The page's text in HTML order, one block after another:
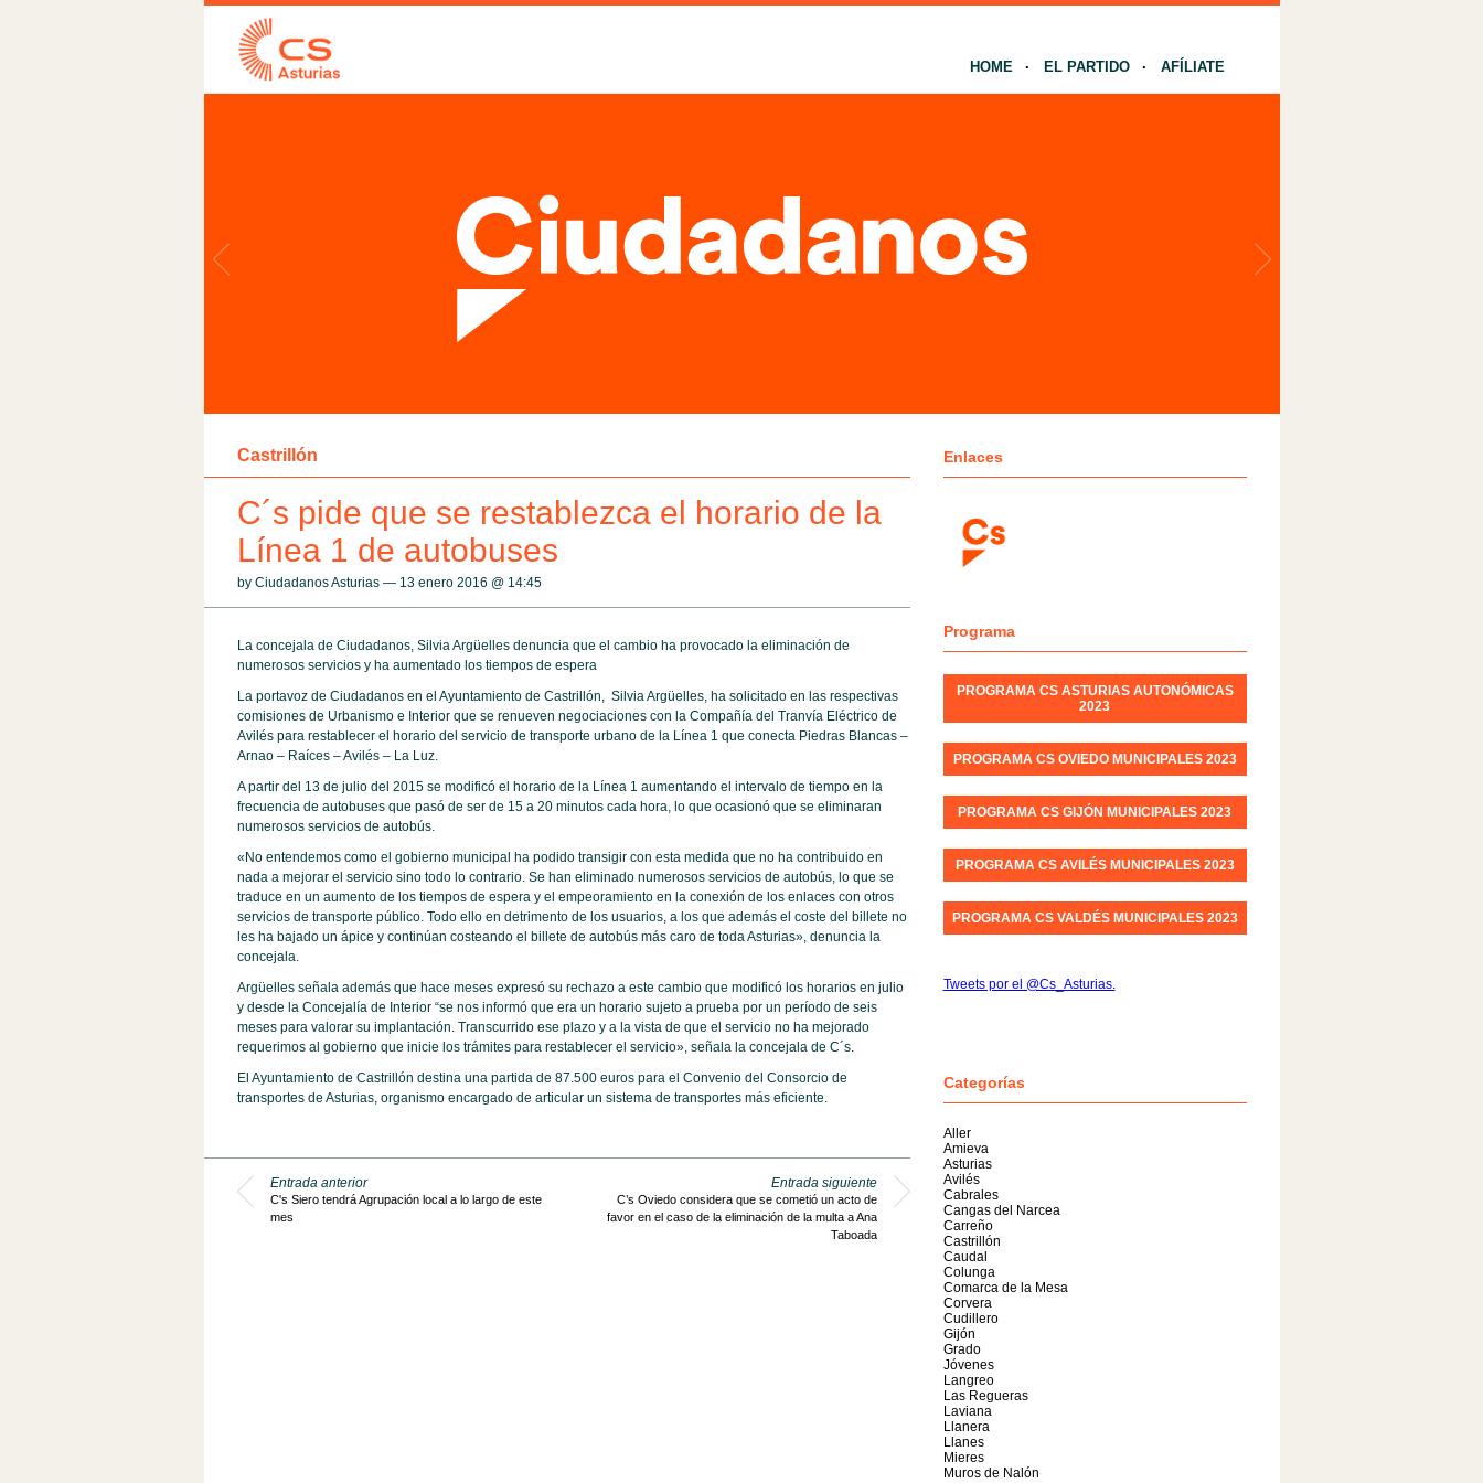
HOME EL PARTIDO AFÍLIATE
Castrillón
C´s pide que se restablezca el horario de la
Línea 1 de autobuses
by Ciudadanos Asturias — 13 enero 2016 @ 14:45
La concejala de Ciudadanos, Silvia Argüelles denuncia que el cambio ha provocado la eliminación de
numerosos servicios y ha aumentado los tiempos de espera
La portavoz de Ciudadanos en el Ayuntamiento de Castrillón, Silvia Argüelles, ha solicitado en las respectivas
comisiones de Urbanismo e Interior que se renueven negociaciones con la Compañía del Tranvía Eléctrico de
Avilés para restablecer el horario del servicio de transporte urbano de la Línea 1 que conecta Piedras Blancas –
Arnao – Raíces – Avilés – La Luz.
A partir del 13 de julio del 2015 se modificó el horario de la Línea 1 aumentando el intervalo de tiempo en la
frecuencia de autobuses que pasó de ser de 15 a 20 minutos cada hora, lo que ocasionó que se eliminaran
numerosos servicios de autobús.
«No entendemos como el gobierno municipal ha podido transigir con esta medida que no ha contribuido en
nada a mejorar el servicio sino todo lo contrario. Se han eliminado numerosos servicios de autobús, lo que se
traduce en un aumento de los tiempos de espera y el empeoramiento en la conexión de los enlaces con otros
servicios de transporte público. Todo ello en detrimento de los usuarios, a los que además el coste del billete no
les ha bajado un ápice y continúan costeando el billete de autobús más caro de toda Asturias», denuncia la
concejala.
Argüelles señala además que hace meses expresó su rechazo a este cambio que modificó los horarios en julio
y desde la Concejalía de Interior “se nos informó que era un horario sujeto a prueba por un período de seis
meses para valorar su implantación. Transcurrido ese plazo y a la vista de que el servicio no ha mejorado
requerimos al gobierno que inicie los trámites para restablecer el servicio», señala la concejala de C´s.
El Ayuntamiento de Castrillón destina una partida de 87.500 euros para el Convenio del Consorcio de
transportes de Asturias, organismo encargado de articular un sistema de transportes más eficiente.
Entrada anterior
C's Siero tendrá Agrupación local a lo largo de este
mes
Entrada siguiente
C’s Oviedo considera que se cometió un acto de
favor en el caso de la eliminación de la multa a Ana
Taboada
Enlaces
Programa
PROGRAMA CS ASTURIAS AUTONÓMICAS
2023
PROGRAMA CS OVIEDO MUNICIPALES 2023
PROGRAMA CS GIJÓN MUNICIPALES 2023
PROGRAMA CS AVILÉS MUNICIPALES 2023
PROGRAMA CS VALDÉS MUNICIPALES 2023
Tweets por el @Cs_Asturias.
Categorías
Aller
Amieva
Asturias
Avilés
Cabrales
Cangas del Narcea
Carreño
Castrillón
Caudal
Colunga
Comarca de la Mesa
Corvera
Cudillero
Gijón
Grado
Jóvenes
Langreo
Las Regueras
Laviana
Llanera
Llanes
Mieres
Muros de Nalón